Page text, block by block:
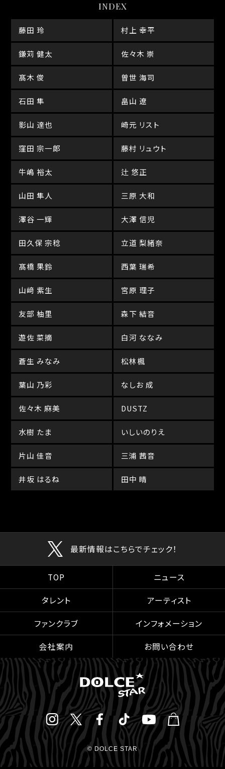
INDEX
藤田 玲 村上 幸平
鎌苅 健太 佐々木 崇
髙木 俊 曽世 海司
石田 隼 畠山 遼
影山 達也 崎元 リスト
窪田 宗一郎 藤村 リュウト
牛嶋 裕太 辻 悠正
山田 隼人 三原 大和
澤谷 一輝 大澤 信児
田久保 宗稔 立道 梨緒奈
髙橋 果鈴 西葉 瑞希
山﨑 紫生 宮原 理子
友部 柚里 森下 結音
遊佐 菜摘 白河 ななみ
蒼生 みなみ 松林楓
葉山 乃彩 なしお 成
佐々木 麻美 DUSTZ
水樹 たま いしいのりえ
片山 佳音 三浦 茜音
井坂 はるね 田中 晴
最新情報はこちらでチェック！
TOP
ニュース
タレント
アーティスト
ファンクラブ
インフォメーション
会社案内
お問い合わせ
© DOLCE STAR